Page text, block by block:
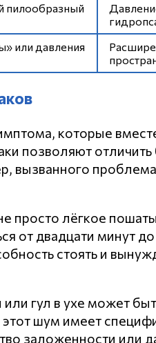
пилообразный
или давления
которые
позволяют
вызванного
просто лёгкое
от двадцати минут
стоять и
гул в ухе может
шум имеет
заложенности или